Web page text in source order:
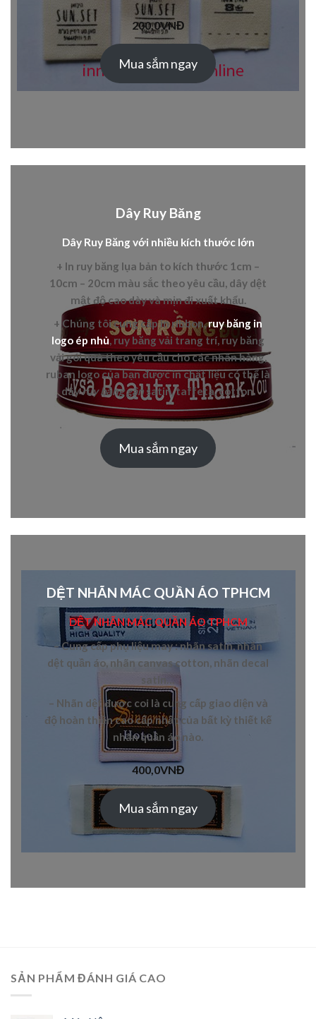
200,0VNĐ
Mua sắm ngay
Dây Ruy Băng
Dây Ruy Băng với nhiều kích thước lớn
+ In ruy băng lụa bản to kích thước 1cm –
10cm – 20cm màu sắc theo yêu cầu, dây dệt
mật độ cao dày và mịn đi xuất khẩu.
+ Chúng tôi cung cấp inribbon,ruy băng in
logo ép nhủ, ruy băng vải trang trí, ruy băng
vải gói quà theo yêu cầu cho các nhãn hàng,
ruban logo của bạn được in chất liệu có thể là
dâyruy băng gânsatin, taffeta, cotton.
Mua sắm ngay
DỆT NHÃN MÁC QUẦN ÁO TPHCM
DỆT NHÃN MÁC QUẦN ÁO TPHCM
– Cung cấpphụ liệu may:nhãn satin, nhãn
dệt quần áo, nhãn canvas cotton, nhãn decal
satin
– Nhãn dệt được coi là cung cấp giao diện và
độ hoàn thiện cao cấp nhất của bất kỳ thiết kế
nhãn quần áo nào.
400,0VNĐ
Mua sắm ngay
SẢN PHẨM ĐÁNH GIÁ CAO